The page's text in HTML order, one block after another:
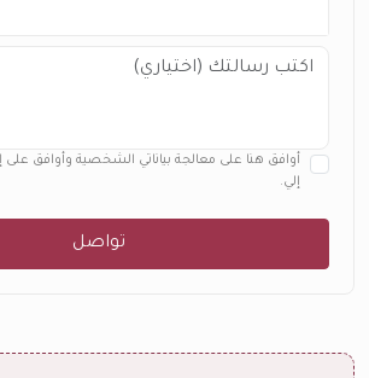
أوافق هنا على معالجة بياناتي الشخصية وأوافق
إلي.
تواصل